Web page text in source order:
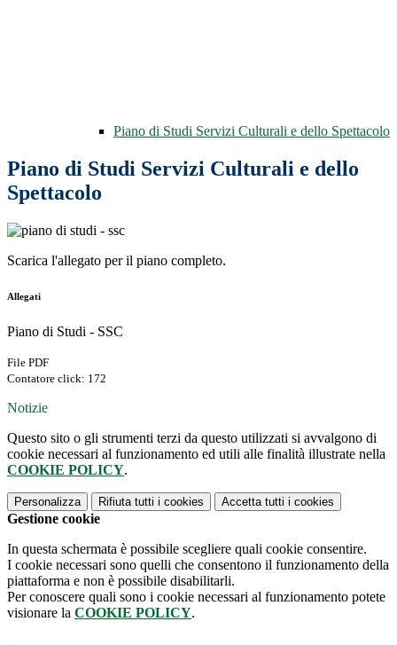
Piano di Studi Servizi Culturali e dello Spettacolo
Piano di Studi Servizi Culturali e dello
Spettacolo
Scarica l'allegato per il piano completo.
Allegati
Piano di Studi - SSC
File PDF
Contatore click: 172
Notizie
Questo sito o gli strumenti terzi da questo utilizzati si avvalgono di
cookie necessari al funzionamento ed utili alle finalità illustrate nella
COOKIE POLICY.
Personalizza Rifiuta tutti i cookies Accetta tutti i cookies
Gestione cookie
In questa schermata è possibile scegliere quali cookie consentire.
I cookie necessari sono quelli che consentono il funzionamento della
piattaforma e non è possibile disabilitarli.
Per conoscere quali sono i cookie necessari al funzionamento potete
visionare la COOKIE POLICY.